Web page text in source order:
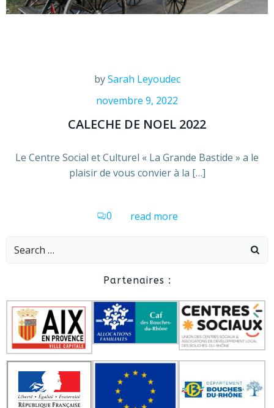
bySarah Leyoudec
novembre 9, 2022
CALECHE DE NOEL 2022
Le Centre Social et Culturel « La Grande Bastide » a le
plaisir de vous convier à la […]
0 read more
Search
Partenaires :